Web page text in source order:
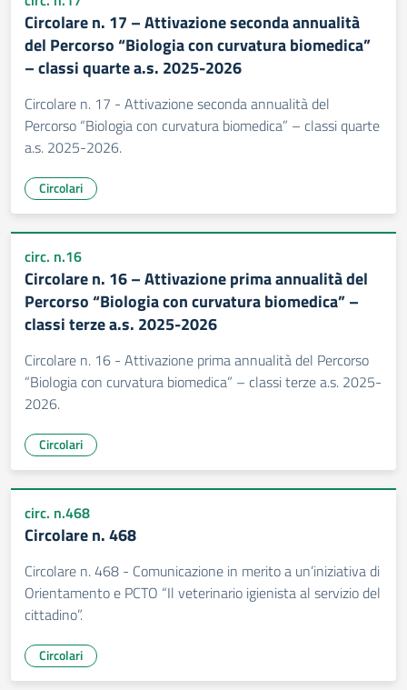
Circolare n. 17 – Attivazione seconda annualità
del Percorso “Biologia con curvatura biomedica”
– classi quarte a.s. 2025-2026
Circolare n. 17 - Attivazione seconda annualità del
Percorso “Biologia con curvatura biomedica” – classi quarte
a.s. 2025-2026.
Circolari
circ. n.16
Circolare n. 16 – Attivazione prima annualità del
Percorso “Biologia con curvatura biomedica” –
classi terze a.s. 2025-2026
Circolare n. 16 - Attivazione prima annualità del Percorso
“Biologia con curvatura biomedica” – classi terze a.s. 2025-
2026.
Circolari
circ. n.468
Circolare n. 468
Circolare n. 468 - Comunicazione in merito a un’iniziativa di
Orientamento e PCTO “Il veterinario igienista al servizio del
cittadino”.
Circolari